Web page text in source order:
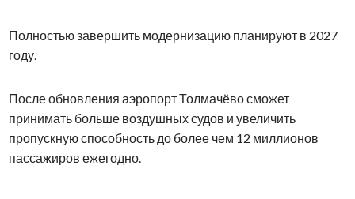
Полностью завершить модернизацию планируют в 2027
году.
После обновления аэропорт Толмачёво сможет
принимать больше воздушных судов и увеличить
пропускную способность до более чем 12 миллионов
пассажиров ежегодно.